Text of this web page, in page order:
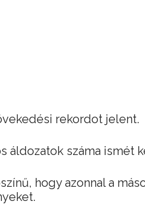
rekordot jelent.
áldozatok száma ismét
hogy azonnal a